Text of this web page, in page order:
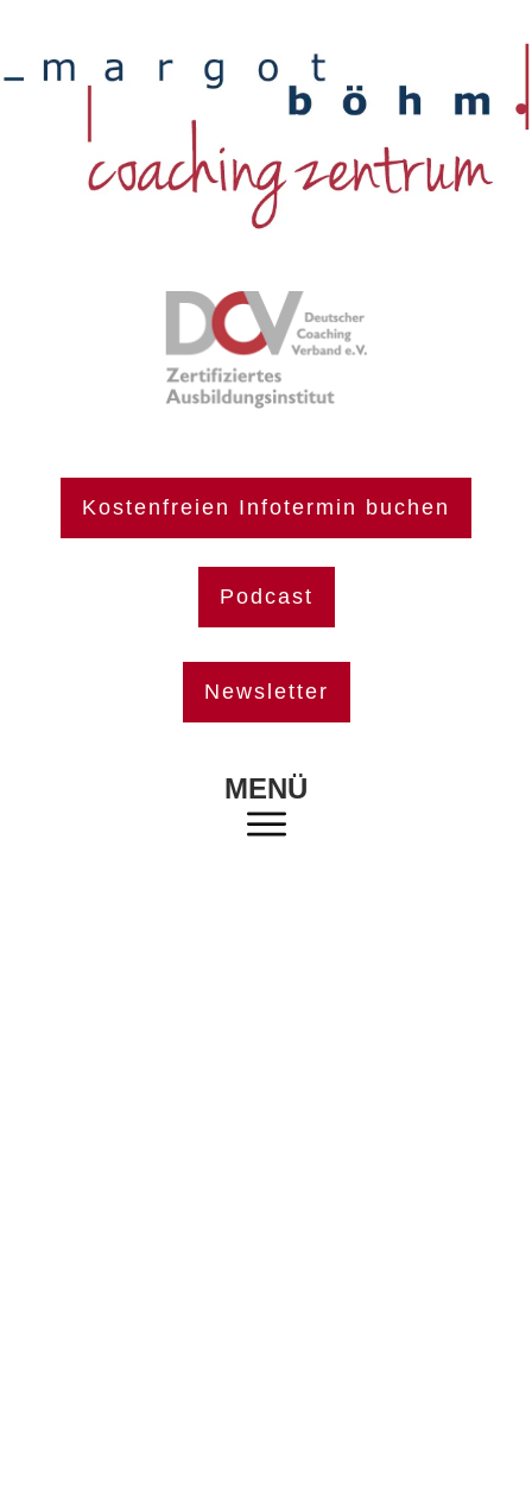
Kostenfreien Infotermin buchen
Podcast
Newsletter
MENÜ